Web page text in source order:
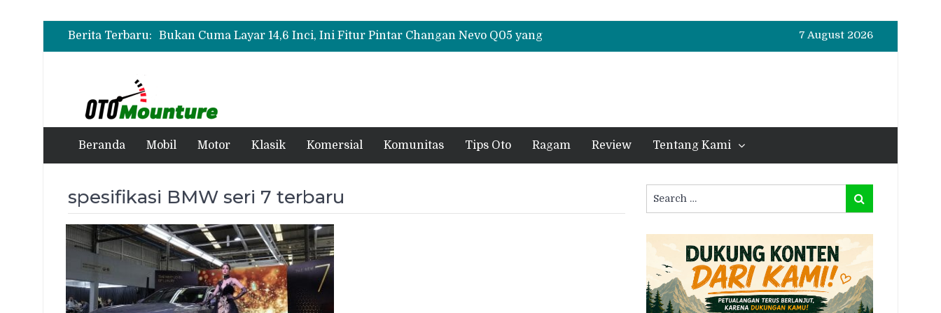
Berita Terbaru:
Bukan Cuma Layar 14,6 Inci, Ini Fitur Pintar Changan Nevo Q05 yang
Dibanderol Rp309 Juta
yang Paling Dipuji
7 August 2026
Beranda Mobil Motor Klasik Komersial Komunitas Tips Oto Ragam Review Tentang Kami
spesifikasi BMW seri 7 terbaru
for:
Search